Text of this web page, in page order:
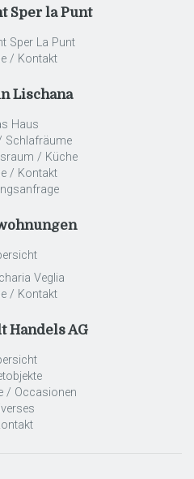
Sper la Punt
Sper La Punt
/ Kontakt
Lischana
Haus
Schlafräume
/ Küche
/ Kontakt
Veglia
/ Kontakt
Handels AG
/ Occasionen